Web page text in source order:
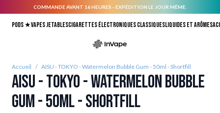
COMMANDE AVANT 16 HEURES - EXPÉDITION LE JOUR MÊME.
Pods ★Vapes jetablesCigarettes électroniques classiquesLiquides et arômes
Accueil / AISU - TOKYO - Watermelon Bubble Gum - 50ml - Shortfill
AISU - TOKYO - Watermelon Bubble
Gum - 50ml - Shortfill